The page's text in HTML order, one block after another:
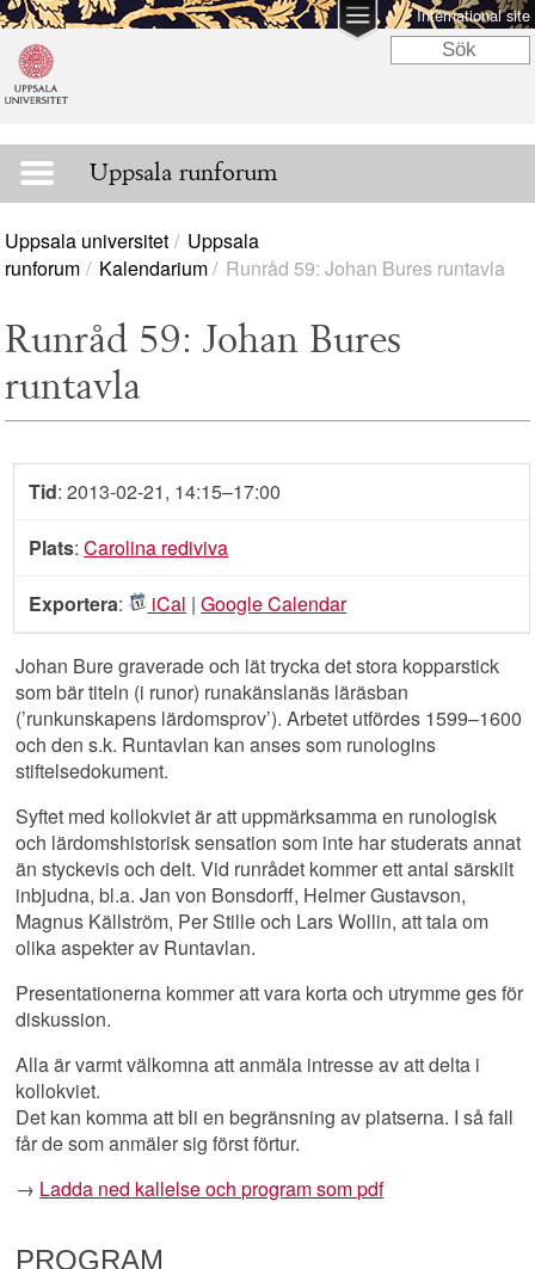
International site
Uppsala runforum
Uppsala universitet
Uppsala
runforum
Kalendarium Runråd 59: Johan Bures runtavla
Runråd 59: Johan Bures
runtavla
Tid: 2013-02-21, 14:15–17:00
Plats:Carolina rediviva
Exportera: iCal |Google Calendar
Johan Bure graverade och lät trycka det stora kopparstick
som bär titeln (i runor) runakänslanäs läräsban
(’runkunskapens lärdomsprov’). Arbetet utfördes 1599–1600
och den s.k. Runtavlan kan anses som runologins
stiftelsedokument.
Syftet med kollokviet är att uppmärksamma en runologisk
och lärdomshistorisk sensation som inte har studerats annat
än styckevis och delt. Vid runrådet kommer ett antal särskilt
inbjudna, bl.a. Jan von Bonsdorff, Helmer Gustavson,
Magnus Källström, Per Stille och Lars Wollin, att tala om
olika aspekter av Runtavlan.
Presentationerna kommer att vara korta och utrymme ges för
diskussion.
Alla är varmt välkomna att anmäla intresse av att delta i
kollokviet.
Det kan komma att bli en begränsning av platserna. I så fall
får de som anmäler sig först förtur.
→ Ladda ned kallelse och program som pdf
PROGRAM